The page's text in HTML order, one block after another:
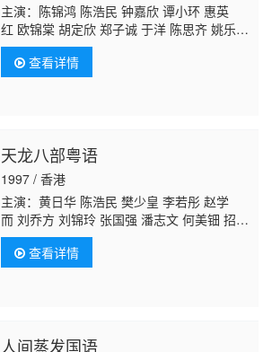
主演：陈锦鸿 陈浩民 钟嘉欣 谭小环 惠英
红 欧锦棠 胡定欣 郑子诚 于洋 陈思齐 姚乐
怡 鲁振顺 秦煌 蔡子健 黄泆潼 伍慧珊 张汉
斌 戴耀明 赵永洪 黄乐儿 余慕莲 马海伦 刘晓
彤 黎彼得 安德尊
盈 王基信 林淑敏 黄梓玮 魏惠文 曾梓明 招石
文 陈勉良 曾健明 李海生 刘桂芳 许明志 刘天
龙 郭德信 梁珈咏 程可为 李思欣 潘冠霖 黄文
查看详情
天龙八部粤语
1997 / 香港
主演：黄日华 陈浩民 樊少皇 李若彤 赵学
而 刘乔方 刘锦玲 张国强 潘志文 何美钿 招石
文 李国麟 雪梨 黄纪莹 吕有慧 冯晓文 李桂
英 马清仪 赵静仪 陈安莹 苏恩磁 李成昌 刘
江 王伟 冯瑞珍 陈燕行 郭德信 陈荣峻 江汉 温
新 李耀景 曹济 梁少秋 邱万城 郑家生 孙季
查看详情
人间蒸发国语